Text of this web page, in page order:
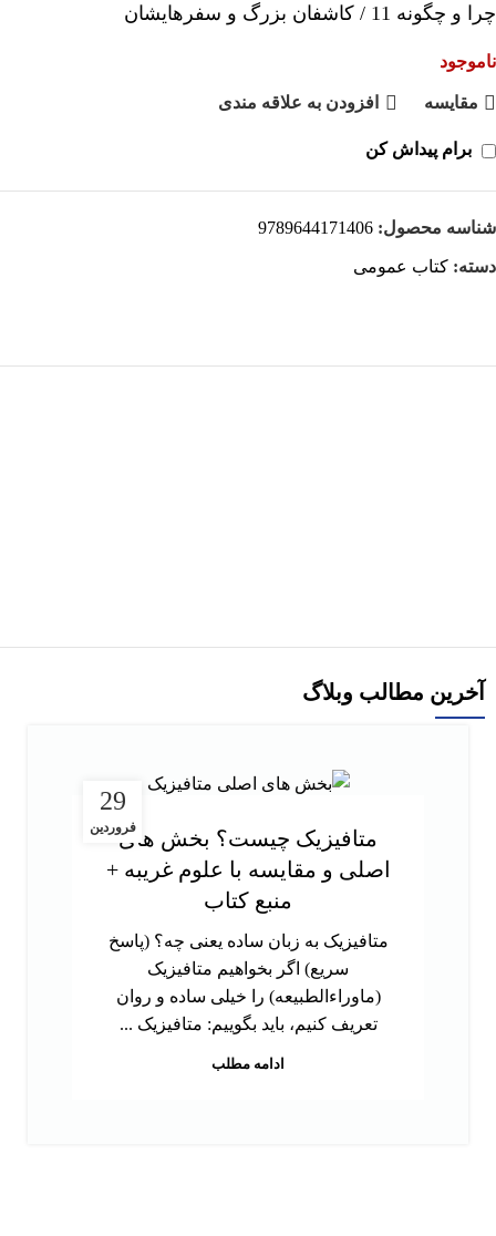
چرا و چگونه 11 / کاشفان بزرگ و سفرهایشان
ناموجود
مقايسه افزودن به علاقه مندی
برام پیداش کن
شناسه محصول: 9789644171406
دسته: کتاب عمومی
آخرین مطالب وبلاگ
29
فروردینمتافیزیک چیست؟ بخش های
اصلی و مقایسه با علوم غریبه +
منبع کتاب
متافیزیک به زبان ساده یعنی چه؟ (پاسخ
سریع) اگر بخواهیم متافیزیک
(ماوراءالطبیعه) را خیلی ساده و روان
تعریف کنیم، باید بگوییم: متافیزیک ...
ادامه مطلب